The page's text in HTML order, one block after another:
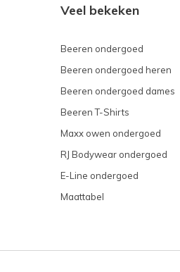
Veel bekeken
Beeren ondergoed
Beeren ondergoed heren
Beeren ondergoed dames
Beeren T-Shirts
Maxx owen ondergoed
RJ Bodywear ondergoed
E-Line ondergoed
Maattabel